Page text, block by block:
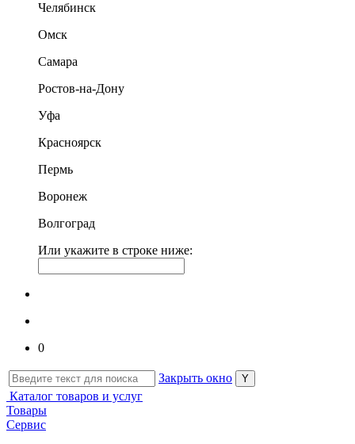
Челябинск
Омск
Самара
Ростов-на-Дону
Уфа
Красноярск
Пермь
Воронеж
Волгоград
Или укажите в строке ниже:
0
Закрыть окно
Каталог товаров и услуг
Товары
Сервис